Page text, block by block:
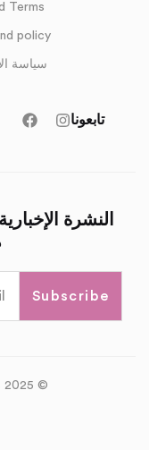
Terms
policy
سياسة
تابعونا
النشرة
Subscribe